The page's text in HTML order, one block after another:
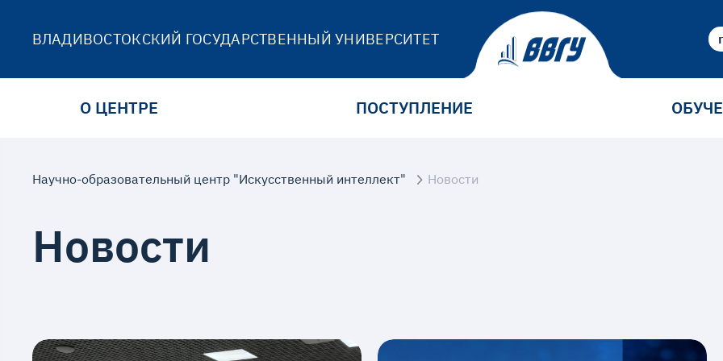
ВЛАДИВОСТОКСКИЙ ГОСУДАРСТВЕННЫЙ УНИВЕРСИТЕТ
О ЦЕНТРЕ ПОСТУПЛЕНИЕ
Научно-образовательный центр "Искусственный интеллект" Новости
Новости